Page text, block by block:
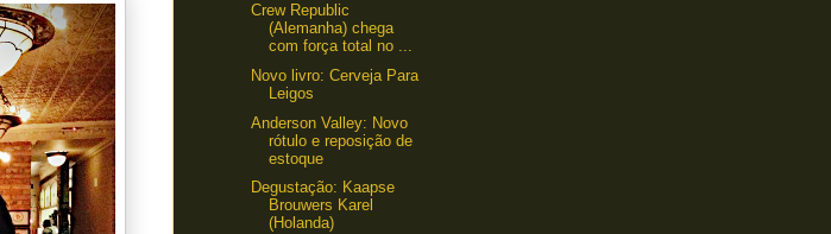
Crew Republic
(Alemanha) chega
com força total no ...
Novo livro: Cerveja Para
Leigos
Anderson Valley: Novo
rótulo e reposição de
estoque
Degustação: Kaapse
Brouwers Karel
(Holanda)